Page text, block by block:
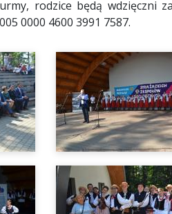
rodzice będą wdzięczni
0000 4600 3991 7587.